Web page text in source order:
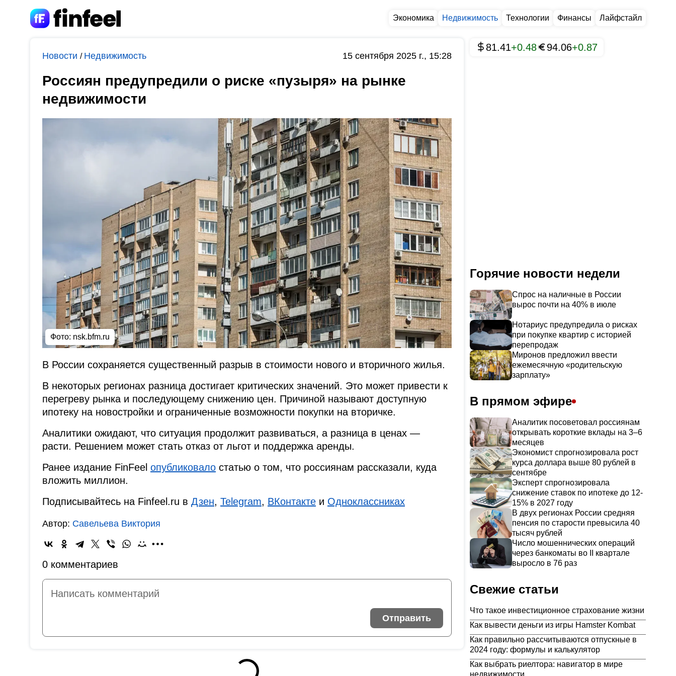
Экономика Недвижимость Технологии Финансы Лайфстайл
Новости / Недвижимость 15 сентября 2025 г., 15:28
Россиян предупредили о риске «пузыря» на рынке
недвижимости
Фото: nsk.bfm.ru
В России сохраняется существенный разрыв в стоимости нового и вторичного жилья.
В некоторых регионах разница достигает критических значений. Это может привести к
перегреву рынка и последующему снижению цен. Причиной называют доступную
ипотеку на новостройки и ограниченные возможности покупки на вторичке.
Аналитики ожидают, что ситуация продолжит развиваться, а разница в ценах —
расти. Решением может стать отказ от льгот и поддержка аренды.
Ранее издание FinFeel опубликовало статью о том, что россиянам рассказали, куда
вложить миллион.
Подписывайтесь на Finfeel.ru в Дзен, Telegram, ВКонтакте и Одноклассниках
Автор: Савельева Виктория
0 комментариев
Отправить
81.41+0.48 94.06+0.87
Горячие новости недели
Спрос на наличные в России
вырос почти на 40% в июле
Нотариус предупредила о рисках
при покупке квартир с историей
перепродаж
Миронов предложил ввести
ежемесячную «родительскую
зарплату»
В прямом эфире
Аналитик посоветовал россиянам
открывать короткие вклады на 3–6
месяцев
Экономист спрогнозировала рост
курса доллара выше 80 рублей в
сентябре
Эксперт спрогнозировала
снижение ставок по ипотеке до 12-
15% в 2027 году
В двух регионах России средняя
пенсия по старости превысила 40
тысяч рублей
Число мошеннических операций
через банкоматы во II квартале
выросло в 76 раз
Свежие статьи
Что такое инвестиционное страхование жизни
Как вывести деньги из игры Hamster Kombat
Как правильно рассчитываются отпускные в
2024 году: формулы и калькулятор
Как выбрать риелтора: навигатор в мире
недвижимости